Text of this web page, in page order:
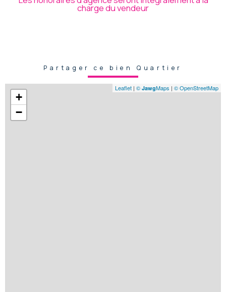
charge du vendeur
Partager ce bien Quartier
+
−
Leaflet | © JawgMaps | © OpenStreetMap